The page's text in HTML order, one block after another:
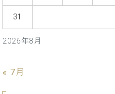
ピ
の
ン
シ
2026年8月
31
« 7月